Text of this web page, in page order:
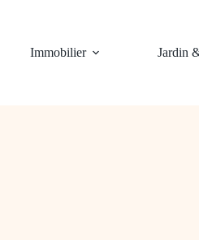
Immobilier Jardin